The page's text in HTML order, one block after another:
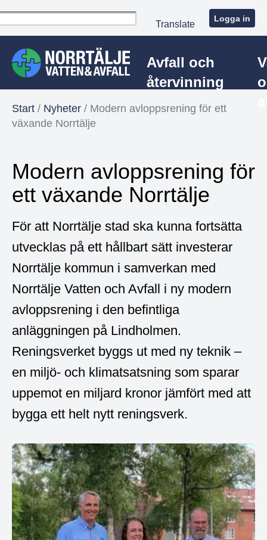
Translate
Logga in
Avfall och
återvinning
Start / Nyheter / Modern avloppsrening för ett
växande Norrtälje
Modern avloppsrening för
ett växande Norrtälje
För att Norrtälje stad ska kunna fortsätta
utvecklas på ett hållbart sätt investerar
Norrtälje kommun i samverkan med
Norrtälje Vatten och Avfall i ny modern
avloppsrening i den befintliga
anläggningen på Lindholmen.
Reningsverket byggs ut med ny teknik –
en miljö- och klimatsatsning som sparar
uppemot en miljard kronor jämfört med att
bygga ett helt nytt reningsverk.